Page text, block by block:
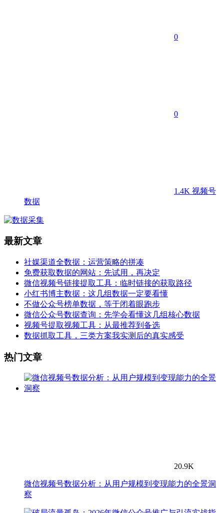
0
0
1.4K 视频号
数据
最新文章
社媒渠道全数据：运营策略的拼凑
免费获取数据的网站：先试用，再决定
微信视频号链接提取工具：临时链接的获取路径
小红书博主数据：这几组数据一定要看懂
不做公众号榜单数据，等于闭着眼跑步
微信公众号数据查询：先学会看懂这几组核心数据
视频号提取视频工具：从最推荐到备选
数据抓取工具，三类方案我实测后的真实感受
热门文章
20.9K
微信视频号数据分析：从用户规模到变现能力的全景洞
察